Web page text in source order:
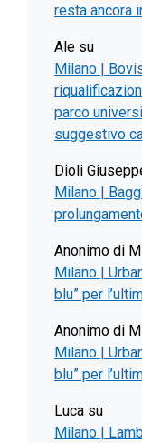
resta ancora
Ale su
Milano |
parco
suggestivo
Dioli
Milano |
Anonimo di
Milano |
blu” per
Anonimo di
Milano |
blu” per
Luca su
Milano |